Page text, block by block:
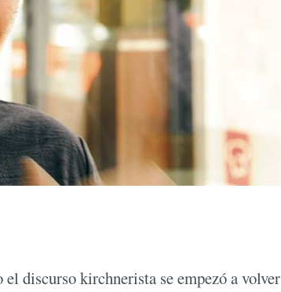
discurso kirchnerista se empezó a volver